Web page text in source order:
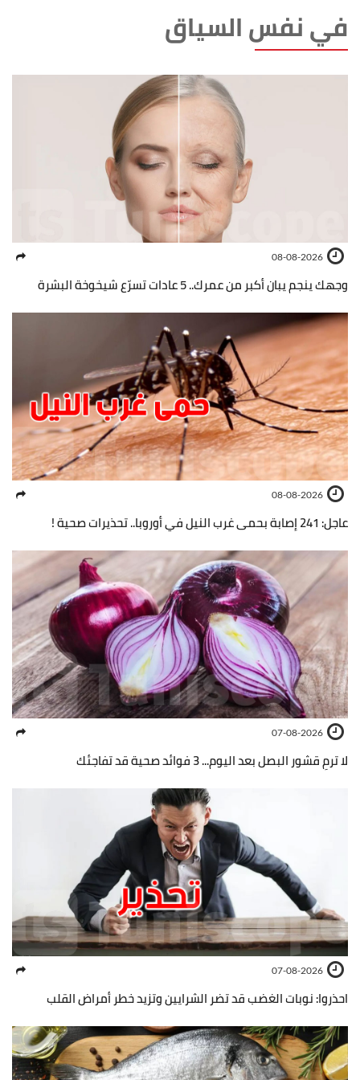
في نفس السياق
08-08-2026
وجهك ينجم يبان أكبر من عمرك.. 5 عادات تسرّع شيخوخة البشرة
08-08-2026
عاجل: 241 إصابة بحمى غرب النيل في أوروبا.. تحذيرات صحية !
07-08-2026
لا ترمِ قشور البصل بعد اليوم... 3 فوائد صحية قد تفاجئك
07-08-2026
احذروا: نوبات الغضب قد تضر الشرايين وتزيد خطر أمراض القلب